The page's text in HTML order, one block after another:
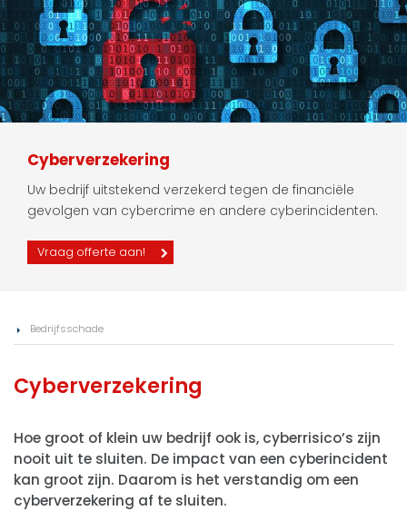
Cyberverzekering
Uw bedrijf uitstekend verzekerd tegen de financiële
gevolgen van cybercrime en andere cyberincidenten.
Vraag offerte aan!
Bedrijfsschade
Cyberverzekering
Hoe groot of klein uw bedrijf ook is, cyberrisico’s zijn
nooit uit te sluiten. De impact van een cyberincident
kan groot zijn. Daarom is het verstandig om een
cyberverzekering af te sluiten.